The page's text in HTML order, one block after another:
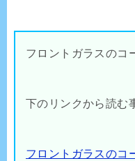
フロントガラスのコ
下のリンクから読む
フロントガラスのコ